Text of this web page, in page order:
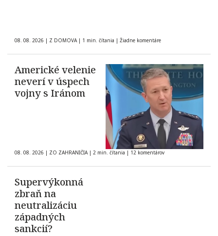
08. 08. 2026 | Z DOMOVA | 1 min. čítania | Žiadne komentáre
Americké velenie
neverí v úspech
vojny s Iránom
08. 08. 2026 | ZO ZAHRANIČIA | 2 min. čítania | 12 komentárov
Supervýkonná
zbraň na
neutralizáciu
západných
sankcií?